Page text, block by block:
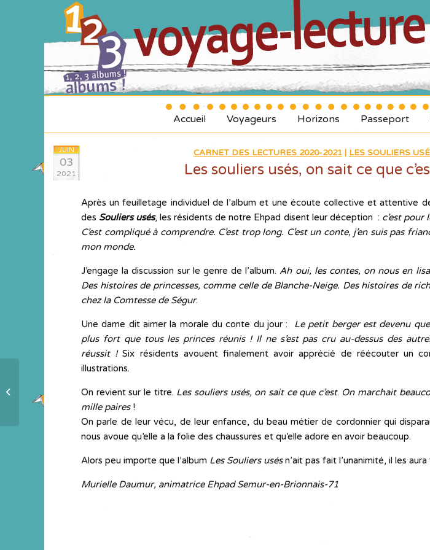
Accueil Voyageurs Horizons Passeport
JUIN
03
2021
CARNET DES LECTURES 2020-2021| LES SOULIERS
Les souliers usés, on sait ce que
Après un feuilletage individuel de l’album et une écoute collective et attentive
des Souliers usés, les résidents de notre Ehpad disent leur déception : c’est pour
C’est compliqué à comprendre. C’est trop long. C’est un conte, j’en suis pas
mon monde.
J’engage la discussion sur le genre de l’album. Ah oui, les contes, on nous en
Des histoires de princesses, comme celle de Blanche-Neige. Des histoires de
chez la Comtesse de Ségur.
Une dame dit aimer la morale du conte du jour : Le petit berger est devenu
plus fort que tous les princes réunis ! Il ne s’est pas cru au-dessus des
réussit !Six résidents avouent finalement avoir apprécié de réécouter un
illustrations.
On revient sur le titre. Les souliers usés, on sait ce que c’est. On marchait
mille paires!
On parle de leur vécu, de leur enfance, du beau métier de cordonnier qui
nous avoue qu’elle a la folie des chaussures et qu’elle adore en avoir beaucoup.
Alors peu importe que l’album Les Souliers usésn’ait pas fait l’unanimité, il les
Murielle Daumur, animatrice Ehpad Semur-en-Brionnais-71
préférés ?